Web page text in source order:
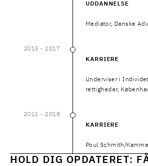
UDDANNELSE
Mediator, Danske
2015 - 2017
KARRIERE
Underviser i
rettigheder,
2011 - 2018
KARRIERE
Poul Schmith/
HOLD DIG OPDATERET: